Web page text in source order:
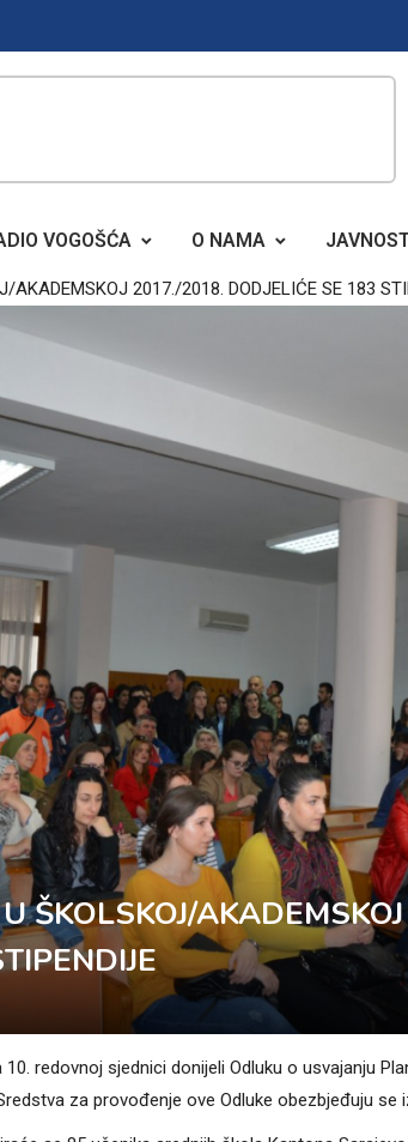
VOGOŠĆA O NAMA
AKADEMSKOJ 2017./2018. DODJELIĆE SE 183
ŠKOLSKOJ/
redovnoj sjednici donijeli Odluku o usvajanju
za provođenje ove Odluke obezbjeđuju se